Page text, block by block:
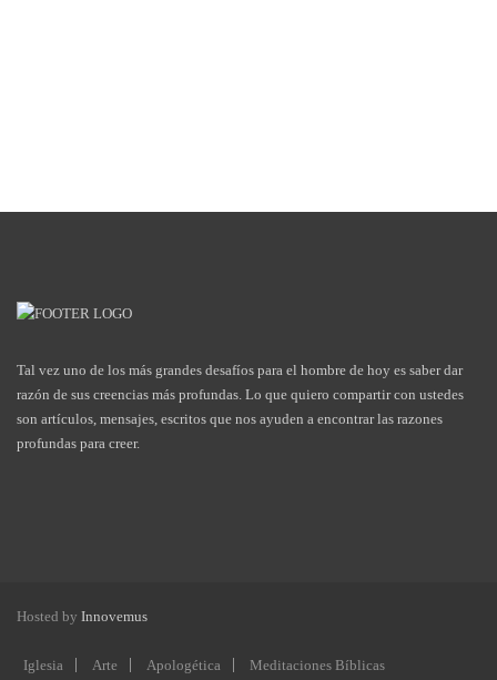
Tal vez uno de los más grandes desafíos para el hombre de hoy es saber dar
razón de sus creencias más profundas. Lo que quiero compartir con ustedes
son artículos, mensajes, escritos que nos ayuden a encontrar las razones
profundas para creer.
Hosted by Innovemus
Iglesia Arte Apologética Meditaciones Bíblicas